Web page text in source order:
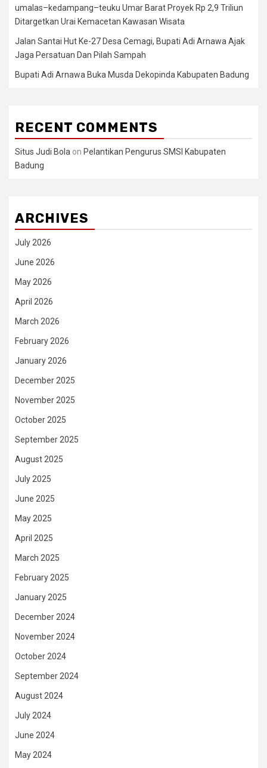
umalas–kedampang–teuku Umar Barat Proyek Rp 2,9 Triliun
Ditargetkan Urai Kemacetan Kawasan Wisata
Jalan Santai Hut Ke-27 Desa Cemagi, Bupati Adi Arnawa Ajak
Jaga Persatuan Dan Pilah Sampah
Bupati Adi Arnawa Buka Musda Dekopinda Kabupaten Badung
RECENT COMMENTS
Situs Judi Bola on Pelantikan Pengurus SMSI Kabupaten
Badung
ARCHIVES
July 2026
June 2026
May 2026
April 2026
March 2026
February 2026
January 2026
December 2025
November 2025
October 2025
September 2025
August 2025
July 2025
June 2025
May 2025
April 2025
March 2025
February 2025
January 2025
December 2024
November 2024
October 2024
September 2024
August 2024
July 2024
June 2024
May 2024